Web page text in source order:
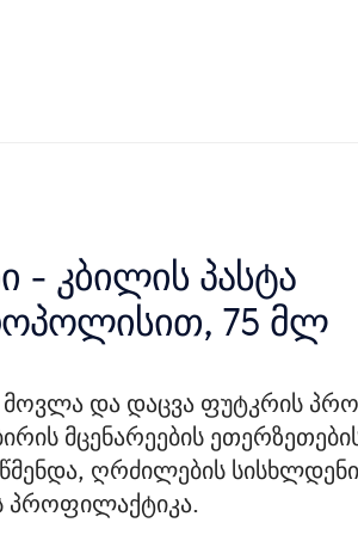
- კბილის პასტა
75 მლ
მოვლა და დაცვა ფუტკრის
მცენარეების
ღრძილების
პროფილაქტიკა.